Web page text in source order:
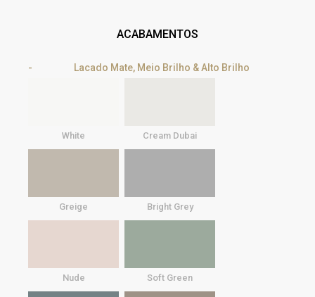
ACABAMENTOS
Lacado Mate, Meio Brilho & Alto Brilho
White Cream Dubai
Greige Bright Grey
Nude Soft Green